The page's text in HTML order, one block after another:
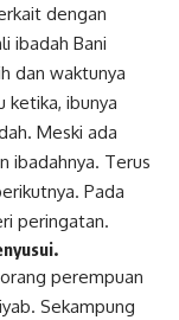
dengan
ibadah Bani
dan waktunya
ketika, ibunya
Meski ada
ibadahnya. Terus
Pada
peringatan.
perempuan
Sekampung